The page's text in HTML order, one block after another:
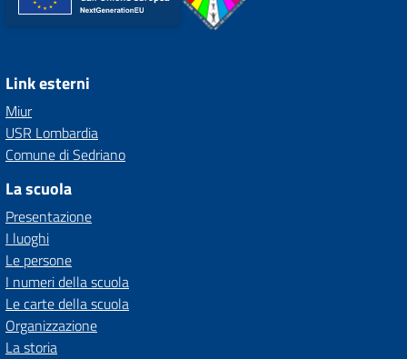
Link esterni
Miur
USR Lombardia
Comune di Sedriano
La scuola
Presentazione
I luoghi
Le persone
I numeri della scuola
Le carte della scuola
Organizzazione
La storia